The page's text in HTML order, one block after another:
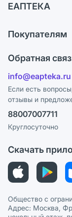
Самовывоз из
Ответы на
Блог
ЕАПТЕКА
Карьера
Поставщики
Лицензия
Реклама на сайте
Ваши товары на
Покупателям
Программа
Политика
Политика
Этика и
Политика в
Обратная
info@eapteka.ru
Если есть вопросы,
отзывы и
88007007711
Круглосуточно
Скачать
Общество с
Адрес: Москва,